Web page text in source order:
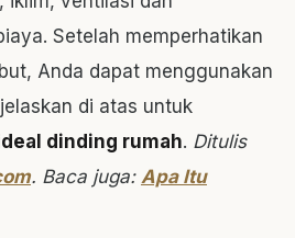
Setelah memperhatikan
Anda dapat menggunakan
di atas untuk
dinding rumah. Ditulis
. Baca juga: Apa Itu